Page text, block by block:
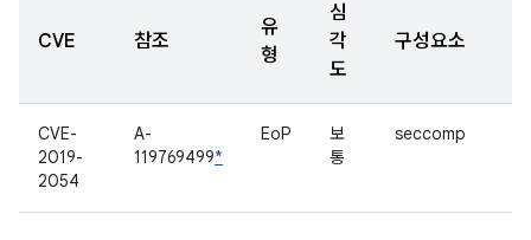
CVE 참조
유
형
심
각
도
구성요소
CVE-
2019-
2054
A-
119769499*
EoP
보
통
seccomp